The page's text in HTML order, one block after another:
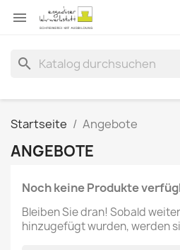

search
Startseite Angebote
ANGEBOTE
Noch keine Produkte
Bleiben Sie dran! Sobald
hinzugefügt wurden, werden